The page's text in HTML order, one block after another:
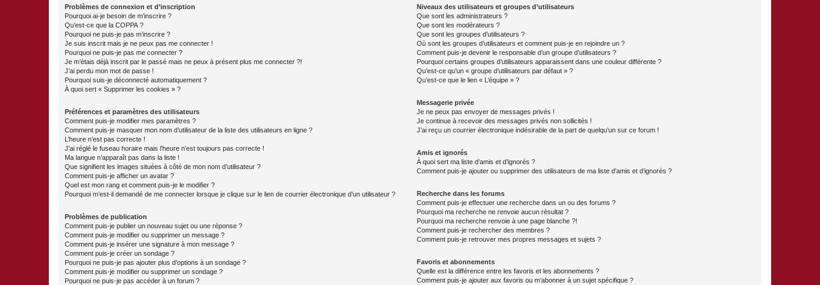
Problèmes de connexion et d’inscription
Pourquoi ai-je besoin de m’inscrire ?
Qu’est-ce que la COPPA ?
Pourquoi ne puis-je pas m’inscrire ?
Je suis inscrit mais je ne peux pas me connecter !
Pourquoi ne puis-je pas me connecter ?
Je m’étais déjà inscrit par le passé mais ne peux à présent plus me connecter ?!
J’ai perdu mon mot de passe !
Pourquoi suis-je déconnecté automatiquement ?
À quoi sert « Supprimer les cookies » ?
Préférences et paramètres des utilisateurs
Comment puis-je modifier mes paramètres ?
Comment puis-je masquer mon nom d’utilisateur de la liste des utilisateurs en ligne ?
L’heure n’est pas correcte !
J’ai réglé le fuseau horaire mais l’heure n’est toujours pas correcte !
Ma langue n’apparaît pas dans la liste !
Que signifient les images situées à côté de mon nom d’utilisateur ?
Comment puis-je afficher un avatar ?
Quel est mon rang et comment puis-je le modifier ?
Pourquoi m’est-il demandé de me connecter lorsque je clique sur le lien de courrier électronique d’un utilisateur ?
Problèmes de publication
Comment puis-je publier un nouveau sujet ou une réponse ?
Comment puis-je modifier ou supprimer un message ?
Comment puis-je insérer une signature à mon message ?
Comment puis-je créer un sondage ?
Pourquoi ne puis-je pas ajouter plus d’options à un sondage ?
Comment puis-je modifier ou supprimer un sondage ?
Pourquoi ne puis-je pas accéder à un forum ?
Niveaux des utilisateurs et groupes d’utilisateurs
Que sont les administrateurs ?
Que sont les modérateurs ?
Que sont les groupes d’utilisateurs ?
Où sont les groupes d’utilisateurs et comment puis-je en rejoindre un ?
Comment puis-je devenir le responsable d’un groupe d’utilisateurs ?
Pourquoi certains groupes d’utilisateurs apparaissent dans une couleur différente ?
Qu’est-ce qu’un « groupe d’utilisateurs par défaut » ?
Qu’est-ce que le lien « L’équipe » ?
Messagerie privée
Je ne peux pas envoyer de messages privés !
Je continue à recevoir des messages privés non sollicités !
J’ai reçu un courrier électronique indésirable de la part de quelqu’un sur ce forum !
Amis et ignorés
À quoi sert ma liste d’amis et d’ignorés ?
Comment puis-je ajouter ou supprimer des utilisateurs de ma liste d’amis et d’ignorés ?
Recherche dans les forums
Comment puis-je effectuer une recherche dans un ou des forums ?
Pourquoi ma recherche ne renvoie aucun résultat ?
Pourquoi ma recherche renvoie à une page blanche ?!
Comment puis-je rechercher des membres ?
Comment puis-je retrouver mes propres messages et sujets ?
Favoris et abonnements
Quelle est la différence entre les favoris et les abonnements ?
Comment puis-je ajouter aux favoris ou m’abonner à un sujet spécifique ?